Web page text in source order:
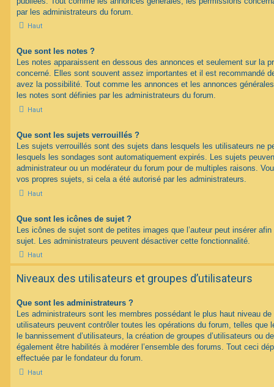
par les administrateurs du forum.
Haut
Que sont les notes ?
Les notes apparaissent en dessous des annonces et seulement sur la
concerné. Elles sont souvent assez importantes et il est recommandé
avez la possibilité. Tout comme les annonces et les annonces
les notes sont définies par les administrateurs du forum.
Haut
Que sont les sujets verrouillés ?
Les sujets verrouillés sont des sujets dans lesquels les utilisateurs ne
lesquels les sondages sont automatiquement expirés. Les sujets
administrateur ou un modérateur du forum pour de multiples raisons.
vos propres sujets, si cela a été autorisé par les administrateurs.
Haut
Que sont les icônes de sujet ?
Les icônes de sujet sont de petites images que l’auteur peut insérer
sujet. Les administrateurs peuvent désactiver cette fonctionnalité.
Haut
Niveaux des utilisateurs et groupes d’utilisateurs
Que sont les administrateurs ?
Les administrateurs sont les membres possédant le plus haut niveau
utilisateurs peuvent contrôler toutes les opérations du forum, telles que
le bannissement d’utilisateurs, la création de groupes d’utilisateurs ou
également être habilités à modérer l’ensemble des forums. Tout ceci
effectuée par le fondateur du forum.
Haut